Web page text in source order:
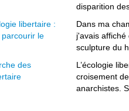
disparition des
libertaire :
le
Dans ma
j'avais affiché
sculpture du
des
L’écologie
croisement
anarchistes.